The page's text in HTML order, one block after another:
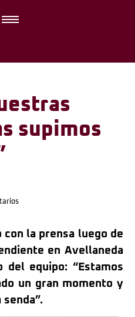
supimos
con la prensa luego de
en Avellaneda
equipo: “Estamos
un gran momento y